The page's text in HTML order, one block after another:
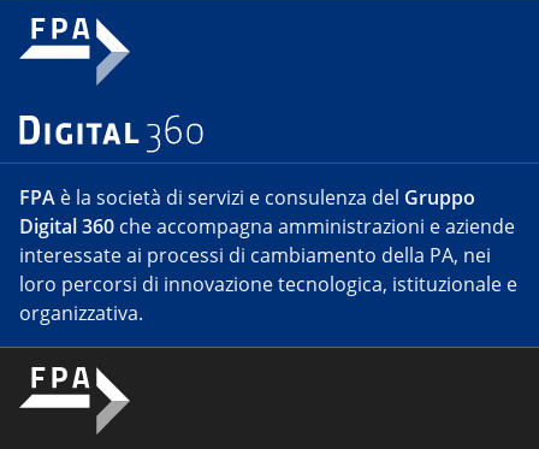
FPA è la società di servizi e consulenza del Gruppo
Digital 360 che accompagna amministrazioni e aziende
interessate ai processi di cambiamento della PA, nei
loro percorsi di innovazione tecnologica, istituzionale e
organizzativa.